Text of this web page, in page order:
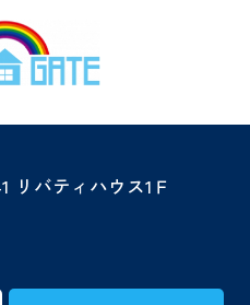
リバティハウス1Ｆ